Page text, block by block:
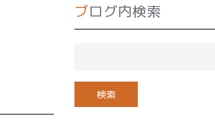
ブログ内検索